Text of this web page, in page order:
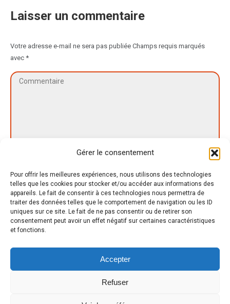
Gérer le consentement
Pour offrir les meilleures expériences, nous utilisons des technologies
telles que les cookies pour stocker et/ou accéder aux informations des
appareils. Le fait de consentir à ces technologies nous permettra de
traiter des données telles que le comportement de navigation ou les ID
uniques sur ce site. Le fait de ne pas consentir ou de retirer son
consentement peut avoir un effet négatif sur certaines caractéristiques
et fonctions.
Accepter
Refuser
Laisser un commentaire
Votre adresse e-mail ne sera pas publiée Champs requis marqués
avec *
Commentaire
Nom *
E-mail *
Site Web
Save my name, email, and website in this browser for the next time I